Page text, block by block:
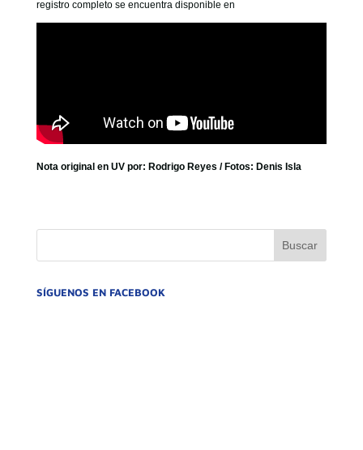
registro completo se encuentra disponible en
Nota original en UV por: Rodrigo Reyes / Fotos: Denis Isla
SÍGUENOS EN FACEBOOK